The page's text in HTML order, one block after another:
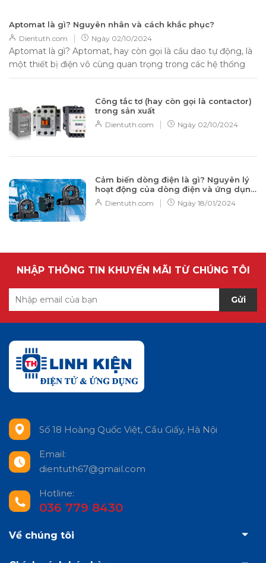
Aptomat là gì? Nguyên nhân và cách khắc phục?
Dientuth.com | Ngày 02/10/2024
Aptomat là gì? Aptomat, hay còn gọi là cầu dao tự động, là
một thiết bị điện vô cùng quan trọng trong các hệ thống
điện...
Công tắc tơ (hay còn gọi là contactor)
trong sản xuất
Dientuth.com | Ngày 02/10/2024
Cảm biến dòng điện là gì? Nguyên lý
hoạt động của dòng điện và ứng dụng
vào thực tế
Dientuth.com | Ngày 18/01/2024
NHẬP THÔNG TIN KHUYẾN MÃI TỪ CHÚNG TÔI
Gửi
Số 18 Hoàng Quốc Việt, Cầu Giấy, Hà Nội
Email:
dientuth67@gmail.com
Hotline:
036 779 8430
Về chúng tôi